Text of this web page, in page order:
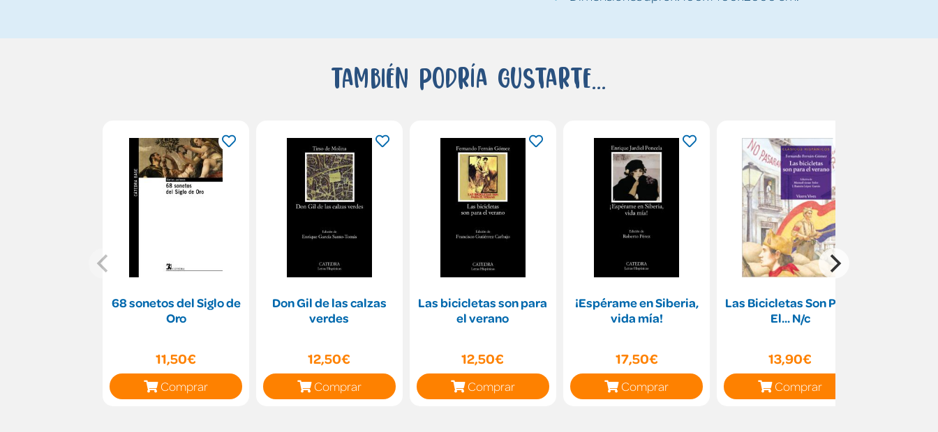
También podría gustarte...
68 sonetos del Siglo de
Oro
11,50€
Comprar
Don Gil de las calzas
verdes
12,50€
Comprar
Las bicicletas son para
el verano
12,50€
Comprar
¡Espérame en Siberia,
vida mía!
17,50€
Comprar
Las Bicicletas Son Para
El... N/c
13,90€
Comprar